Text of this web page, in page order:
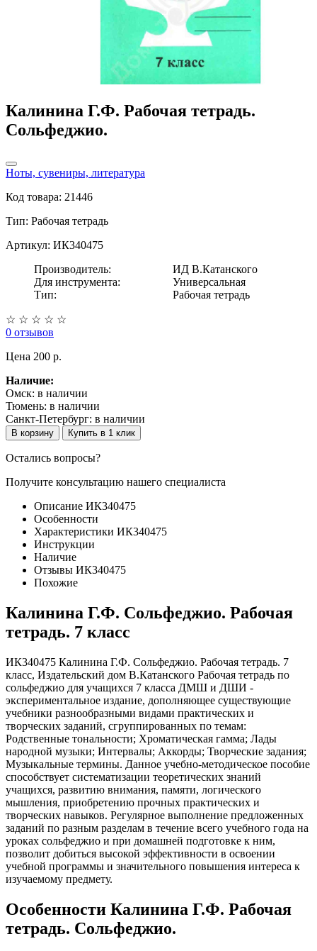
Калинина Г.Ф. Рабочая тетрадь.
Сольфеджио.
Ноты, сувениры, литература
Код товара: 21446
Тип: Рабочая тетрадь
Артикул: ИК340475
Производитель:
ИД В.Катанского
Для инструмента:
Универсальная
Тип:
Рабочая тетрадь
☆ ☆ ☆ ☆ ☆
0 отзывов
Цена 200 p.
Наличие:
Омск: в наличии
Тюмень: в наличии
Санкт-Петербург: в наличии
В корзину Купить в 1 клик
Остались вопросы?
Получите консультацию нашего специалиста
Описание ИК340475
Особенности
Характеристики ИК340475
Инструкции
Наличие
Отзывы ИК340475
Похожие
Калинина Г.Ф. Сольфеджио. Рабочая
тетрадь. 7 класс
ИК340475 Калинина Г.Ф. Сольфеджио. Рабочая тетрадь. 7
класс, Издательский дом В.Катанского Рабочая тетрадь по
сольфеджио для учащихся 7 класса ДМШ и ДШИ -
экспериментальное издание, дополняющее существующие
учебники разнообразными видами практических и
творческих заданий, сгруппированных по темам:
Родственные тональности; Хроматическая гамма; Лады
народной музыки; Интервалы; Аккорды; Творческие задания;
Музыкальные термины. Данное учебно-методическое пособие
способствует систематизации теоретических знаний
учащихся, развитию внимания, памяти, логического
мышления, приобретению прочных практических и
творческих навыков. Регулярное выполнение предложенных
заданий по разным разделам в течение всего учебного года на
уроках сольфеджио и при домашней подготовке к ним,
позволит добиться высокой эффективности в освоении
учебной программы и значительного повышения интереса к
изучаемому предмету.
Особенности Калинина Г.Ф. Рабочая
тетрадь. Сольфеджио.